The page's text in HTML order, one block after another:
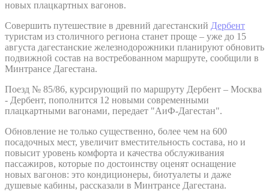
новых плацкартных вагонов.
Совершить путешествие в древний дагестанский Дербент
туристам из столичного региона станет проще – уже до 15
августа дагестанские железнодорожники планируют обновить
подвижной состав на востребованном маршруте, сообщили в
Минтрансе Дагестана.
Поезд № 85/86, курсирующий по маршруту Дербент – Москва
- Дербент, пополнится 12 новыми современными
плацкартными вагонами, передает "АиФ-Дагестан".
Обновление не только существенно, более чем на 600
посадочных мест, увеличит вместительность состава, но и
повысит уровень комфорта и качества обслуживания
пассажиров, которые по достоинству оценят оснащение
новых вагонов: это кондиционеры, биотуалеты и даже
душевые кабины, рассказали в Минтрансе Дагестана.